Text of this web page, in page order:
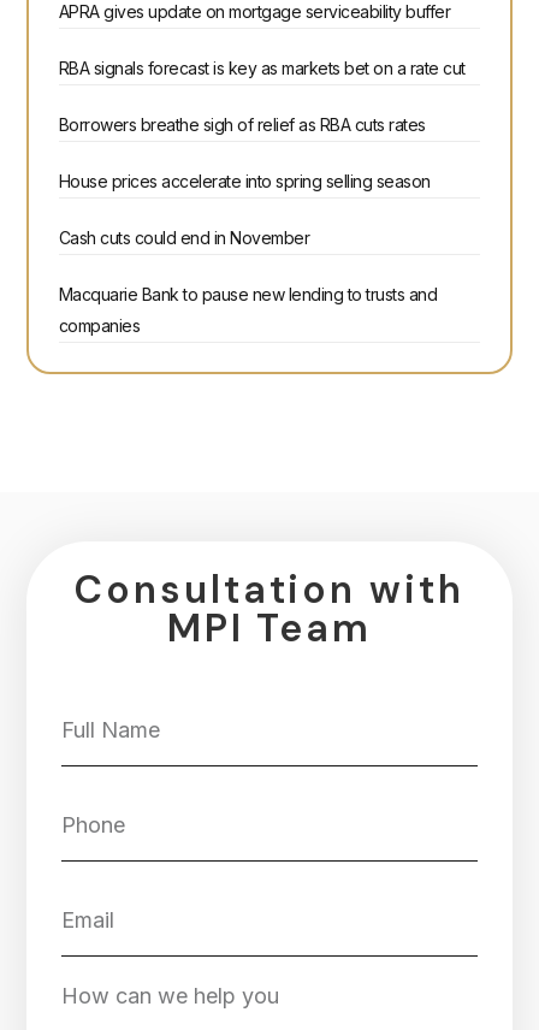
APRA gives update on mortgage serviceability buffer
RBA signals forecast is key as markets bet on a rate cut
Borrowers breathe sigh of relief as RBA cuts rates
House prices accelerate into spring selling season
Cash cuts could end in November
Macquarie Bank to pause new lending to trusts and
companies
Consultation with
MPI Team